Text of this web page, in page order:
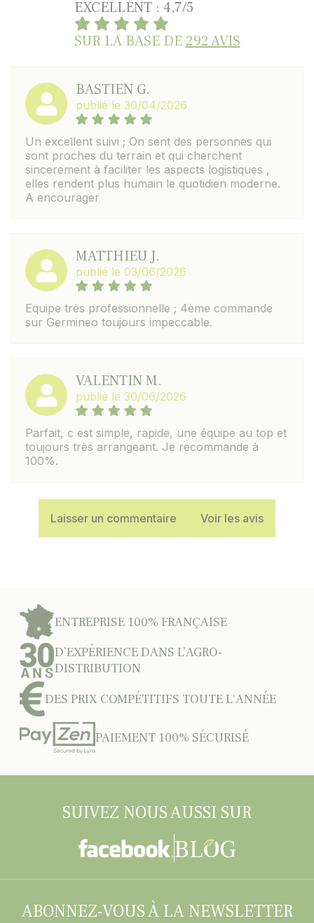
EXCELLENT : 4,7/5
SUR LA BASE DE292 AVIS
BASTIEN G.
publié le 30/04/2026
Un excellent suivi ; On sent des personnes qui
sont proches du terrain et qui cherchent
sincerement à faciliter les aspects logistiques ,
elles rendent plus humain le quotidien moderne.
A encourager
MATTHIEU J.
publié le 03/06/2026
Equipe très professionnelle ; 4ème commande
sur Germineo toujours impeccable.
VALENTIN M.
publié le 30/06/2026
Parfait, c est simple, rapide, une équipe au top et
toujours très arrangeant. Je recommande à
100%.
Laisser un commentaire Voir les avis
ENTREPRISE 100% FRANÇAISE
D’EXPÉRIENCE DANS L’AGRO-
DISTRIBUTION
DES PRIX COMPÉTITIFS TOUTE L'ANNÉE
PAIEMENT 100% SÉCURISÉ
SUIVEZ NOUS AUSSI SUR
ABONNEZ-VOUS À LA NEWSLETTER